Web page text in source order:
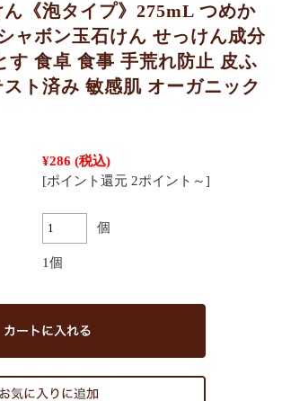
《泡タイプ》275mL つめか
ャボン玉石けん せっけん成分
す 食卓 食事 手荒れ防止 皮ふ
ト済み 敏感肌 オーガニック
¥286 (税込)
[ポイント還元 2ポイント～]
個
1個